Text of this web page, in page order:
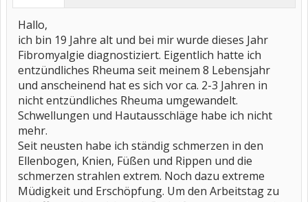
Hallo,
ich bin 19 Jahre alt und bei mir wurde dieses Jahr
Fibromyalgie diagnostiziert. Eigentlich hatte ich
entzündliches Rheuma seit meinem 8 Lebensjahr
und anscheinend hat es sich vor ca. 2-3 Jahren in
nicht entzündliches Rheuma umgewandelt.
Schwellungen und Hautausschläge habe ich nicht
mehr.
Seit neusten habe ich ständig schmerzen in den
Ellenbogen, Knien, Füßen und Rippen und die
schmerzen strahlen extrem. Noch dazu extreme
Müdigkeit und Erschöpfung. Um den Arbeitstag zu